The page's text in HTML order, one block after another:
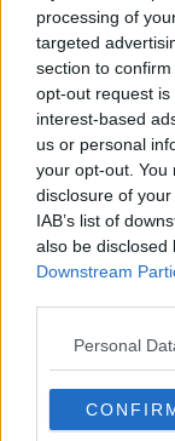
processing of
targeted
section to
opt-out request
interest-based
us or personal
your opt-out. You
disclosure of
IAB’s list of
also be disclosed
Downstream
Personal
A rompere il
che, a partire dalle
Divisione Garibaldi,
A2 con il sostegno
rosa, capitanata da
Bacciarini, Camilla
Squarcialupi,
tedesca Anna
esperienza
l’obiettivo di dar
livelli del tennis
stagione 2024.
una formazione
Guelfo Borghini
Raffaele Ciurnelli,